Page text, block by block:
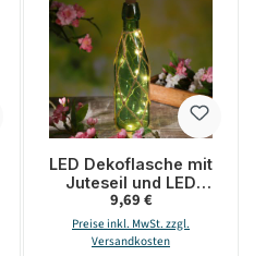
LED Dekoflasche mit
Juteseil und LED
Drahtlichterkette -
Leuchtflasche - H:
28cm - dunkelgrün
Regulärer Preis:
9,69 €
Preise inkl. MwSt. zzgl.
Versandkosten